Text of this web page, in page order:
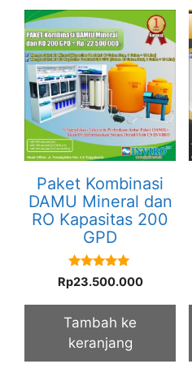
Paket Kombinasi
DAMU Mineral dan
RO Kapasitas 200
GPD
5.00
out of 5
Rp23.500.000
Tambah ke
keranjang